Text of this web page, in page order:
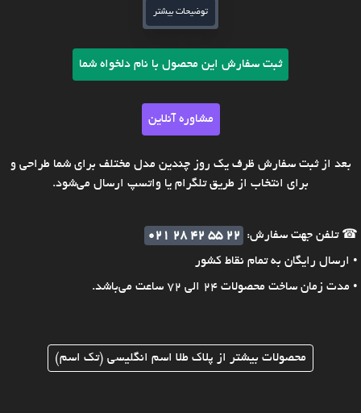
توضیحات بیشتر
ثبت سفارش این محصول با نام دلخواه شما
مشاوره آنلاین
بعد از ثبت سفارش ظرف یک روز چندین مدل مختلف برای شما طراحی و
برای انتخاب از طریق تلگرام یا واتسپ ارسال می‌شود.
☎ تلفن جهت سفارش:
021 28 42 55 22
• ارسال رایگان به تمام نقاط کشور
• مدت زمان ساخت محصولات 24 الی 72 ساعت می‌باشد.
محصولات بیشتر از پلاک طلا اسم انگلیسی (تک اسم)